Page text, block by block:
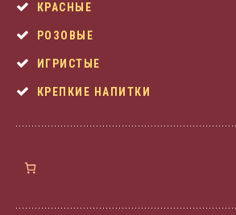
КРАСНЫЕ
РОЗОВЫЕ
ИГРИСТЫЕ
КРЕПКИЕ НАПИТКИ